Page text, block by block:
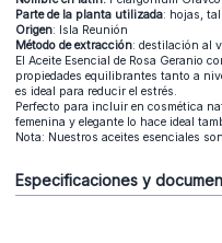
Parte de la planta utilizada: hojas,
Origen: Isla Reunión
Método de extracción: destilación al
El Aceite Esencial de Rosa Geranio
propiedades equilibrantes tanto a
es ideal para reducir el estrés.
Perfecto para incluir en cosmética
femenina y elegante lo hace ideal
Nota: Nuestros aceites esenciales
Especificaciones y